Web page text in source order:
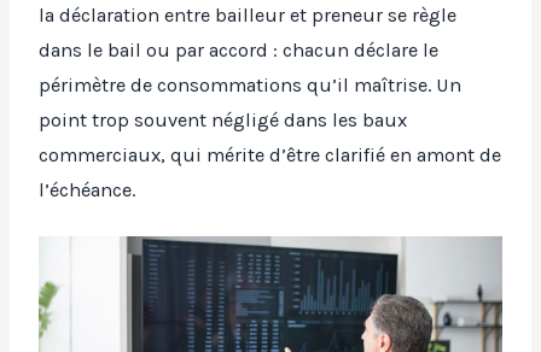
la déclaration entre bailleur et preneur se règle
dans le bail ou par accord : chacun déclare le
périmètre de consommations qu’il maîtrise. Un
point trop souvent négligé dans les baux
commerciaux, qui mérite d’être clarifié en amont de
l’échéance.